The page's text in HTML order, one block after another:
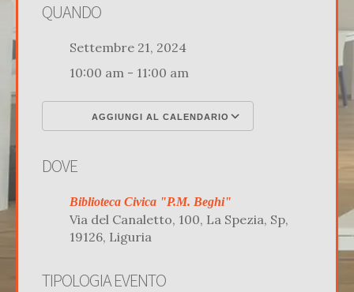
QUANDO
Settembre 21, 2024
10:00 am - 11:00 am
AGGIUNGI AL CALENDARIO
DOVE
Biblioteca Civica "P.M. Beghi"
Via del Canaletto, 100, La Spezia, Sp,
19126, Liguria
TIPOLOGIA EVENTO